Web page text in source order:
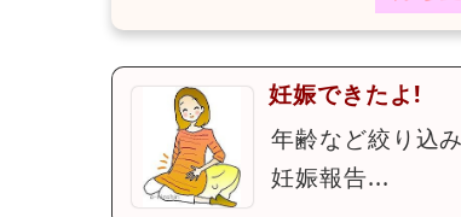
妊娠できたよ!
年齢など絞り込
妊娠報告...